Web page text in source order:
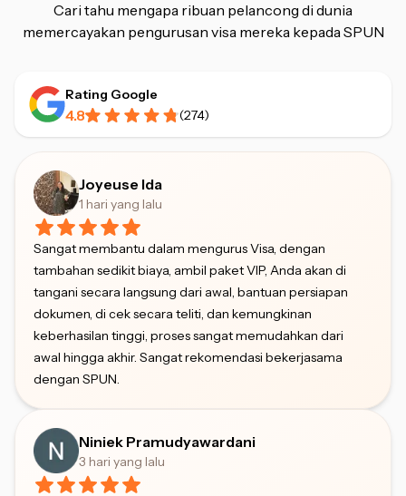
Cari tahu mengapa ribuan pelancong di dunia
memercayakan pengurusan visa mereka kepada SPUN
Rating Google
4.8 (274)
Joyeuse Ida
1 hari yang lalu
Sangat membantu dalam mengurus Visa, dengan
tambahan sedikit biaya, ambil paket VIP, Anda akan di
tangani secara langsung dari awal, bantuan persiapan
dokumen, di cek secara teliti, dan kemungkinan
keberhasilan tinggi, proses sangat memudahkan dari
awal hingga akhir. Sangat rekomendasi bekerjasama
dengan SPUN.
Niniek Pramudyawardani
3 hari yang lalu